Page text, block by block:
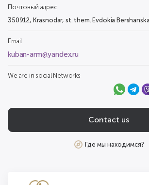
Почтовый адрес
350912, Krasnodar, st. them. Evdokia
Email
kuban-arm@yandex.ru
We are in social Networks
Contact us
Где мы находимся?